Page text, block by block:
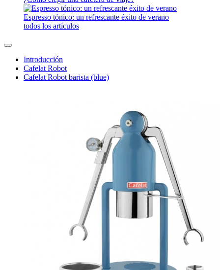
Espresso tónico: un refrescante éxito de verano
todos los artículos
Introducción
Cafelat Robot
Cafelat Robot barista (blue)